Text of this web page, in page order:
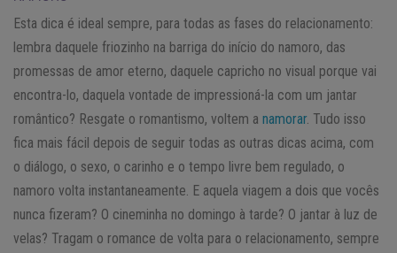
Esta dica é ideal sempre, para todas as fases do relacionamento:
lembra daquele friozinho na barriga do início do namoro, das
promessas de amor eterno, daquele capricho no visual porque vai
encontra-lo, daquela vontade de impressioná-la com um jantar
romântico? Resgate o romantismo, voltem a namorar. Tudo isso
fica mais fácil depois de seguir todas as outras dicas acima, com
o diálogo, o sexo, o carinho e o tempo livre bem regulado, o
namoro volta instantaneamente. E aquela viagem a dois que vocês
nunca fizeram? O cineminha no domingo à tarde? O jantar à luz de
velas? Tragam o romance de volta para o relacionamento, sempre